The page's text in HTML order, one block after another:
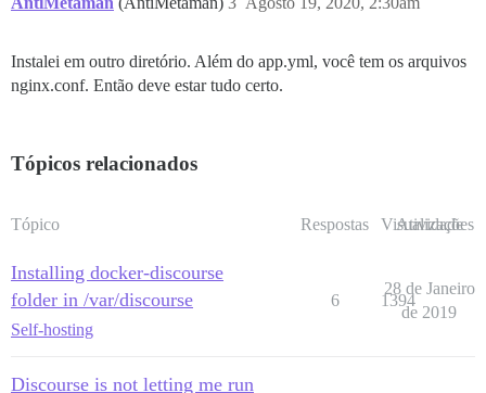
Instalei em outro diretório. Além do app.yml, você tem os arquivos
nginx.conf. Então deve estar tudo certo.
Tópicos relacionados
Tópico Respostas Visualizações
Atividade
Installing docker-discourse
folder in /var/discourse
Self-hosting
6 1394
28 de Janeiro
de 2019
Discourse is not letting me run